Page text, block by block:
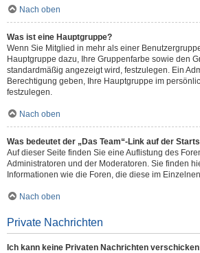
Nach oben
Was ist eine Hauptgruppe?
Wenn Sie Mitglied in mehr als einer
Hauptgruppe dazu, Ihre Gruppenfarbe sowie den
standardmäßig angezeigt wird, festzulegen. Ein
Berechtigung geben, Ihre Hauptgruppe im
festzulegen.
Nach oben
Was bedeutet der „Das Team“-Link auf der
Auf dieser Seite finden Sie eine Auflistung des
Administratoren und der Moderatoren. Sie finden
Informationen wie die Foren, die diese im
Nach oben
Private Nachrichten
Ich kann keine Privaten Nachrichten